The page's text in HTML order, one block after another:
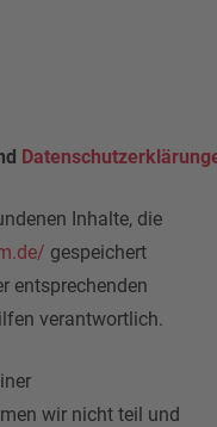
Inhalte, die
gespeichert
entsprechenden
verantwortlich.
wir nicht teil und